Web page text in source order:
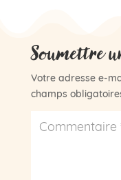
Soumettre
Votre adresse e-
champs